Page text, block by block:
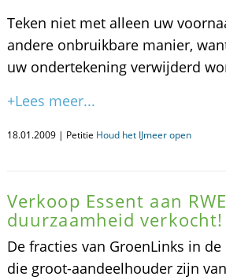
Teken niet met alleen uw
andere onbruikbare manier,
uw ondertekening verwijderd
+Lees meer...
18.01.2009 | Petitie Houd het IJmeer open
Verkoop Essent aan
duurzaamheid verkocht!
De fracties van GroenLinks in
die groot-aandeelhouder zijn